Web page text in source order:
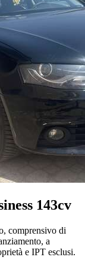
143cv
comprensivo di
a
e IPT esclusi.